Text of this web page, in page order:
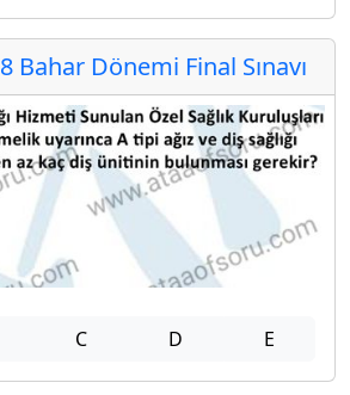
Bahar Dönemi Final Sınavı
C D E